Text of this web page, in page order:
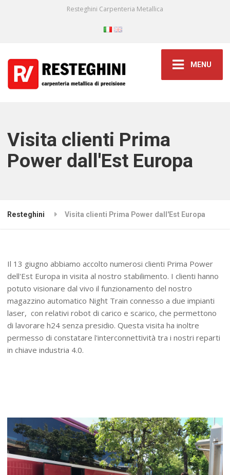
Resteghini Carpenteria Metallica
MENU
Visita clienti Prima
Power dall'Est Europa
Resteghini Visita clienti Prima Power dall'Est Europa
Il 13 giugno abbiamo accolto numerosi clienti Prima Power
dell'Est Europa in visita al nostro stabilimento. I clienti hanno
potuto visionare dal vivo il funzionamento del nostro
magazzino automatico Night Train connesso a due impianti
laser, con relativi robot di carico e scarico, che permettono
di lavorare h24 senza presidio. Questa visita ha inoltre
permesso di constatare l'interconnettività tra i nostri reparti
in chiave industria 4.0.